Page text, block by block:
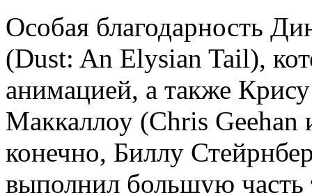
Особая благодарность
(Dust: An Elysian Tail),
анимацией, а также
Маккаллоу (Chris
конечно, Биллу
выполнил большую часть